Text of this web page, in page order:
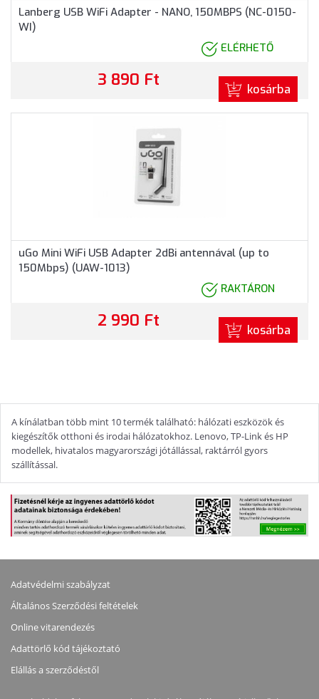
Lanberg USB WiFi Adapter - NANO, 150MBPS (NC-0150-
WI)
ELÉRHETŐ
3 890 Ft kosárba
uGo Mini WiFi USB Adapter 2dBi antennával (up to
150Mbps) (UAW-1013)
RAKTÁRON
2 990 Ft kosárba
A kínálatban több mint 10 termék található: hálózati eszközök és
kiegészítők otthoni és irodai hálózatokhoz. Lenovo, TP-Link és HP
modellek, hivatalos magyarországi jótállással, raktárról gyors
szállítással.
Adatvédelmi szabályzat
Általános Szerződési feltételek
Online vitarendezés
Adattörlő kód tájékoztató
Elállás a szerződéstől